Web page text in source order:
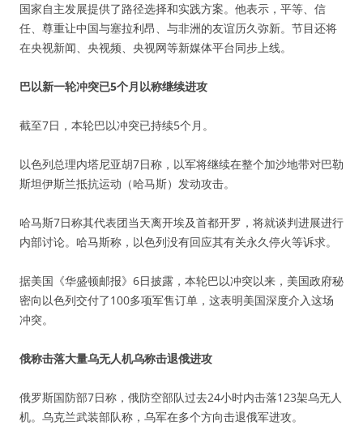
国家自主发展提供了路径选择和实践方案。他表示，平等、信
任、尊重让中国与塞拉利昂、与非洲的友谊历久弥新。节目还将
在央视新闻、央视频、央视网等新媒体平台同步上线。
巴以新一轮冲突已5个月以称继续进攻
截至7日，本轮巴以冲突已持续5个月。
以色列总理内塔尼亚胡7日称，以军将继续在整个加沙地带对巴勒
斯坦伊斯兰抵抗运动（哈马斯）发动攻击。
哈马斯7日称其代表团当天离开埃及首都开罗，将就谈判进展进行
内部讨论。哈马斯称，以色列没有回应其有关永久停火等诉求。
据美国《华盛顿邮报》6日披露，本轮巴以冲突以来，美国政府秘
密向以色列交付了100多项军售订单，这表明美国深度介入这场
冲突。
俄称击落大量乌无人机乌称击退俄进攻
俄罗斯国防部7日称，俄防空部队过去24小时内击落123架乌无人
机。乌克兰武装部队称，乌军在多个方向击退俄军进攻。